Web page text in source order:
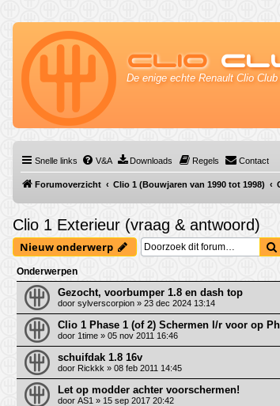
Clio
De enige echte Renault Clio Club
Snelle links V&A Downloads Regels Contact
Forumoverzicht Clio 1 (Bouwjaren van 1990 tot 1998)
Clio 1 Exterieur (vraag & antwoord)
Nieuw onderwerp
Onderwerpen
Gezocht, voorbumper 1.8 en dash top
door sylverscorpion » 23 dec 2024 13:14
Clio 1 Phase 1 (of 2) Schermen l/r voor op
door 1time » 05 nov 2011 16:46
schuifdak 1.8 16v
door Rickkk » 08 feb 2011 14:45
Let op modder achter voorschermen!
door AS1 » 15 sep 2017 20:42